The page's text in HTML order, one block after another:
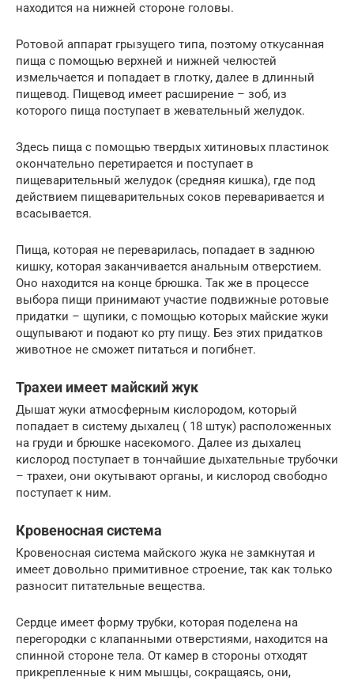
находится на нижней стороне головы.
Ротовой аппарат грызущего типа, поэтому откусанная
пища с помощью верхней и нижней челюстей
измельчается и попадает в глотку, далее в длинный
пищевод. Пищевод имеет расширение – зоб, из
которого пища поступает в жевательный желудок.
Здесь пища с помощью твердых хитиновых пластинок
окончательно перетирается и поступает в
пищеварительный желудок (средняя кишка), где под
действием пищеварительных соков переваривается и
всасывается.
Пища, которая не переварилась, попадает в заднюю
кишку, которая заканчивается анальным отверстием.
Оно находится на конце брюшка. Так же в процессе
выбора пищи принимают участие подвижные ротовые
придатки – щупики, с помощью которых майские жуки
ощупывают и подают ко рту пищу. Без этих придатков
животное не сможет питаться и погибнет.
Трахеи имеет майский жук
Дышат жуки атмосферным кислородом, который
попадает в систему дыхалец ( 18 штук) расположенных
на груди и брюшке насекомого. Далее из дыхалец
кислород поступает в тончайшие дыхательные трубочки
– трахеи, они окутывают органы, и кислород свободно
поступает к ним.
Кровеносная система
Кровеносная система майского жука не замкнутая и
имеет довольно примитивное строение, так как только
разносит питательные вещества.
Сердце имеет форму трубки, которая поделена на
перегородки с клапанными отверстиями, находится на
спинной стороне тела. От камер в стороны отходят
прикрепленные к ним мышцы, сокращаясь, они,